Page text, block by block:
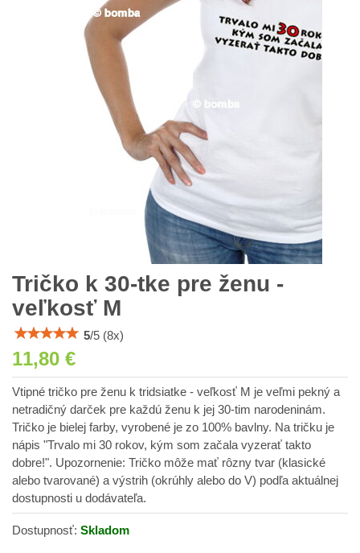
Tričko k 30-tke pre ženu -
veľkosť M
5/5 (8x)
11,80 €
Vtipné tričko pre ženu k tridsiatke - veľkosť M je veľmi pekný a
netradičný darček pre každú ženu k jej 30-tim narodeninám.
Tričko je bielej farby, vyrobené je zo 100% bavlny. Na tričku je
nápis "Trvalo mi 30 rokov, kým som začala vyzerať takto
dobre!". Upozornenie: Tričko môže mať rôzny tvar (klasické
alebo tvarované) a výstrih (okrúhly alebo do V) podľa aktuálnej
dostupnosti u dodávateľa.
Dostupnosť: Skladom